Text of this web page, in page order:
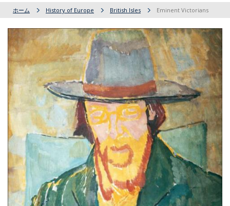
ホーム History of Europe British Isles Eminent Victorians